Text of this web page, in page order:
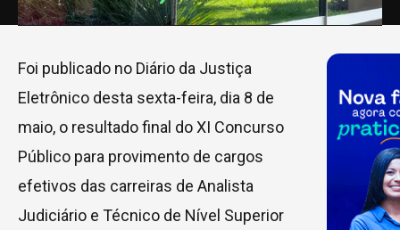
Foi publicado no Diário da Justiça
Eletrônico desta sexta-feira, dia 8 de
maio, o resultado final do XI Concurso
Público para provimento de cargos
efetivos das carreiras de Analista
Judiciário e Técnico de Nível Superior